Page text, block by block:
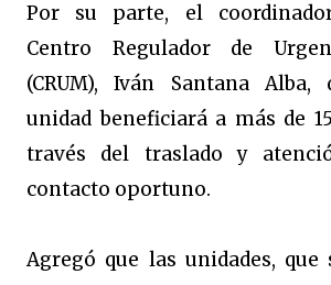
Por su parte, el
Centro Regulador de
(CRUM), Iván Santana
unidad beneficiará a más de
través del traslado y
contacto oportuno.
Agregó que las unidades, que